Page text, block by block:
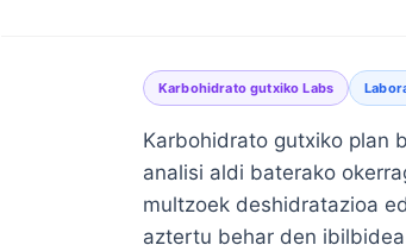
Karbohidrato gutxiko Labs
Karbohidrato gutxiko plan
analisi aldi baterako
multzoek deshidratazioa
aztertu behar den